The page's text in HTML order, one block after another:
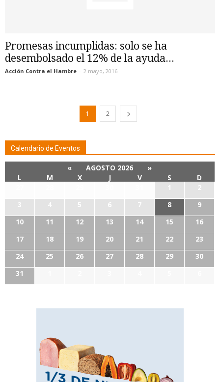
Promesas incumplidas: solo se ha
desembolsado el 12% de la ayuda...
Acción Contra el Hambre - 2 mayo, 2016
1 2
Calendario de Eventos
« AGOSTO 2026
»
L
M X J V S
D
1
2
3
4 5 6 7 8
9
10
11 12 13 14 15
16
17
18 19 20 21 22
23
24
25 26 27 28 29
30
31